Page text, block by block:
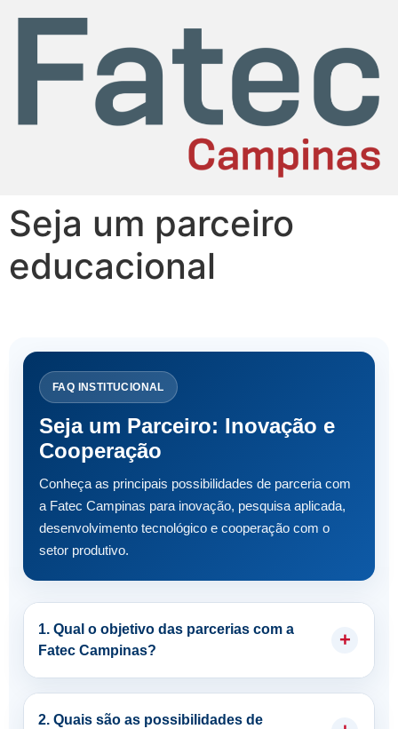
Seja um parceiro
educacional
FAQ INSTITUCIONAL
Seja um Parceiro: Inovação e
Cooperação
Conheça as principais possibilidades de parceria com
a Fatec Campinas para inovação, pesquisa aplicada,
desenvolvimento tecnológico e cooperação com o
setor produtivo.
1. Qual o objetivo das parcerias com a
Fatec Campinas?
2. Quais são as possibilidades de